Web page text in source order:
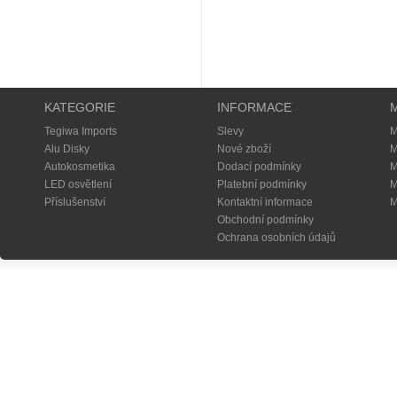
KATEGORIE
Tegiwa Imports
Alu Disky
Autokosmetika
LED osvětlení
Příslušenství
INFORMACE
Slevy
Nové zboží
Dodací podmínky
Platební podmínky
Kontaktní informace
Obchodní podmínky
Ochrana osobních údajů